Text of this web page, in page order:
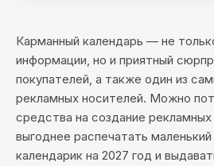
Карманный календарь — не
информации, но и приятный
покупателей, а также один из
рекламных носителей. Можно
средства на создание рекламных
выгоднее распечатать
календарик на 2027 год и